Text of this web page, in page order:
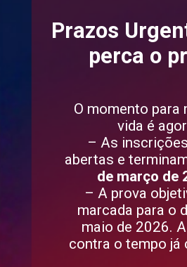
Prazos
perca o
O momento para
vida é
– As
abertas e
de março de
– A prova
marcada para o
maio de 2026.
contra o tempo já